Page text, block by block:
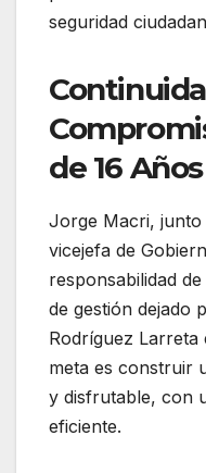
seguridad
de 16 Años
Jorge Macri,
vicejefa de
responsabilidad
de gestión dejado
Rodríguez Larreta
meta es construir
y disfrutable, con
eficiente.